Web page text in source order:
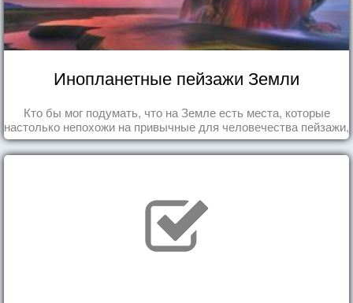
Инопланетные пейзажи Земли
Кто бы мог подумать, что на Земле есть места, которые
настолько непохожи на привычные для человечества пейзажи,
что кажутся и вовсе инопланетными!